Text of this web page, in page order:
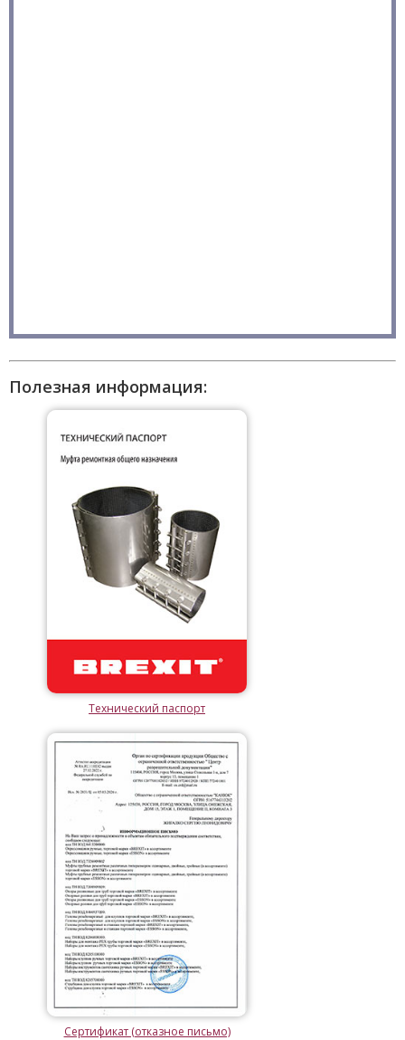
Полезная информация:
Технический паспорт
Сертификат (отказное письмо)